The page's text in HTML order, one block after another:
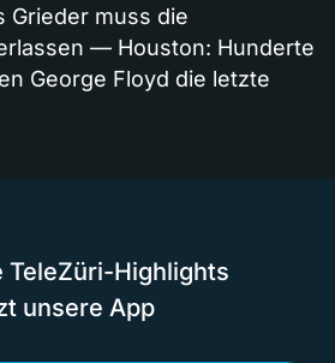
muss die
— Houston: Hunderte
George Floyd die letzte
TeleZüri-Highlights
unsere App